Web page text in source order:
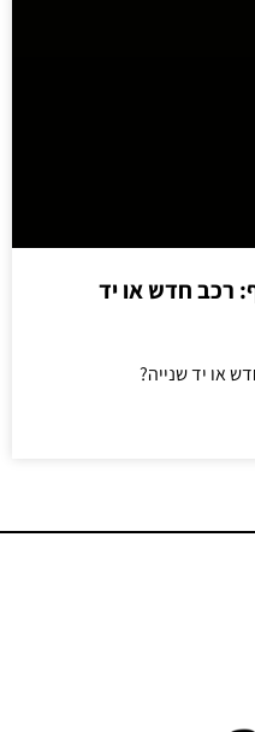
רכב חדש או יד
או יד שנייה?